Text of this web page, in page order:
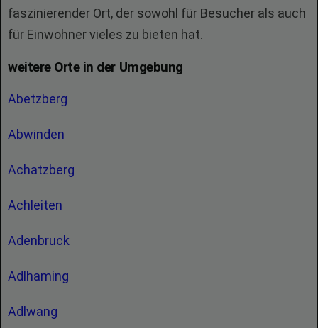
faszinierender Ort, der sowohl für Besucher als auch
für Einwohner vieles zu bieten hat.
weitere Orte in der Umgebung
Abetzberg
Abwinden
Achatzberg
Achleiten
Adenbruck
Adlhaming
Adlwang